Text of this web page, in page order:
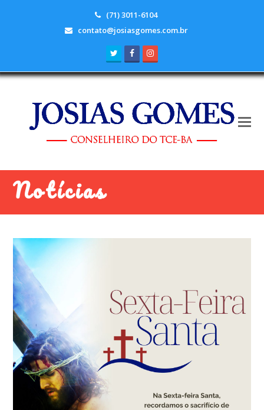
(71) 3011-6104
contato@josiasgomes.com.br
TwitterFacebook
Notícias